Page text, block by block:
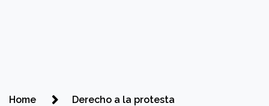
Home Derecho a la protesta